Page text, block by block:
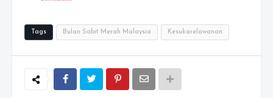
Tags Bulan Sabit Merah Malaysia Kesukarelawanan